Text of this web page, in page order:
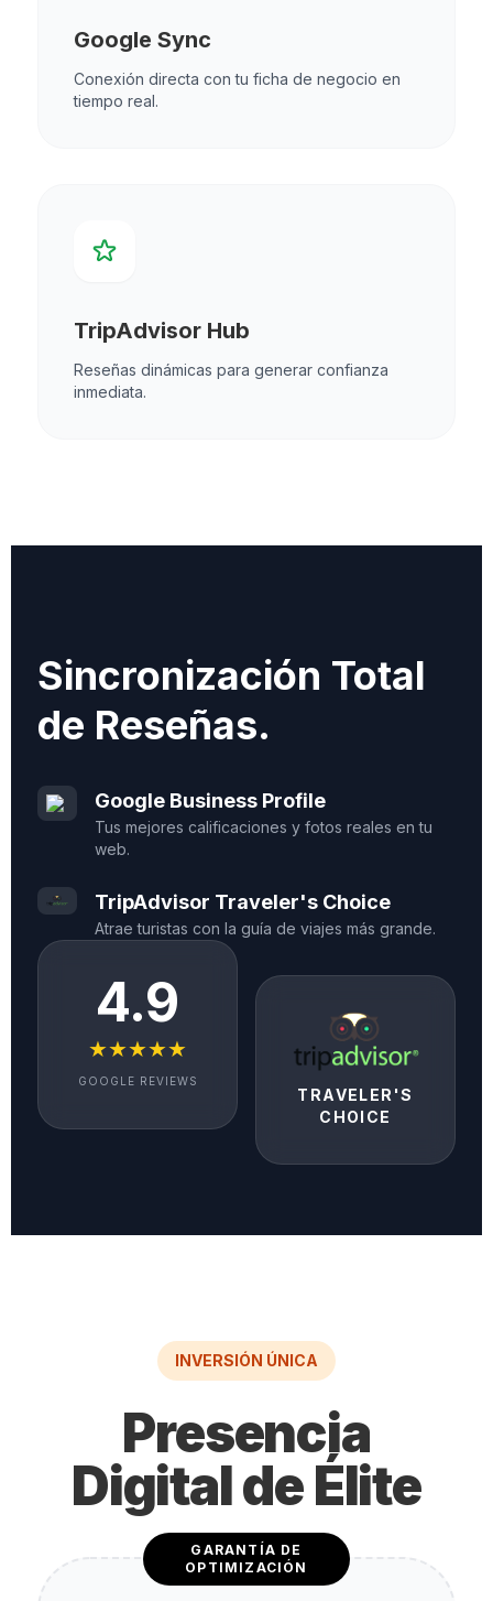
Google Sync
Conexión directa con tu ficha de negocio en
tiempo real.
TripAdvisor Hub
Reseñas dinámicas para generar confianza
inmediata.
Sincronización Total
de Reseñas.
Google Business Profile
Tus mejores calificaciones y fotos reales en tu
web.
TripAdvisor Traveler's Choice
Atrae turistas con la guía de viajes más grande.
4.9
★★★★★
GOOGLE REVIEWS
TRAVELER'S
CHOICE
INVERSIÓN ÚNICA
Presencia
Digital de Élite
GARANTÍA DE
OPTIMIZACIÓN